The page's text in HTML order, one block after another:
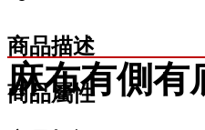
商品描述
商品屬性
麻布有側有